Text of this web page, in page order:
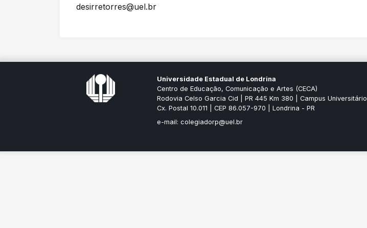
desirretorres@uel.br
Universidade Estadual de Londrina
Centro de Educação, Comunicação e Artes (CECA)
Rodovia Celso Garcia Cid | PR 445 Km 380 | Campus Universitário
Cx. Postal 10.011 | CEP 86.057-970 | Londrina - PR
e-mail: colegiadorp@uel.br